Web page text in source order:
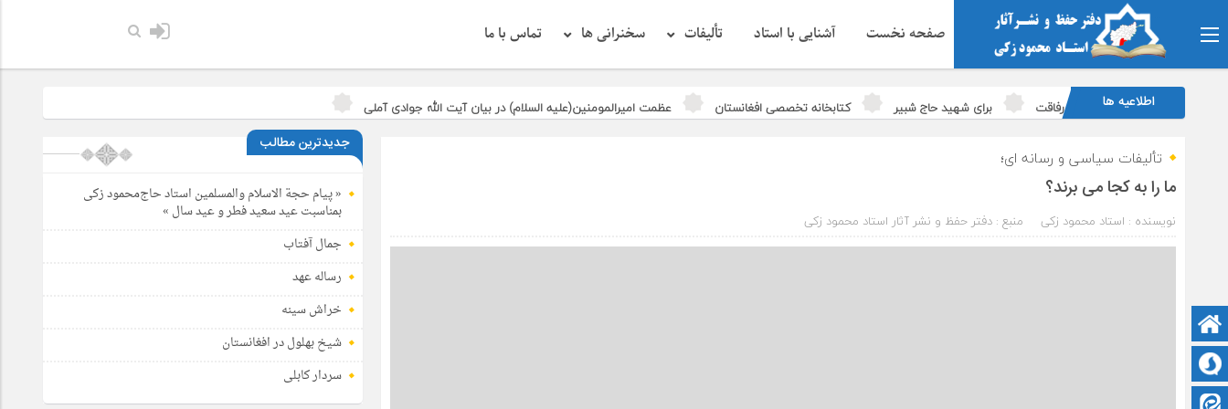
صفحه نخست آشنایی با استاد تألیفات سخنرانی ها تماس با ما
اطلاعیه ها رفاقت برای شهید حاج شبیر کتابخانه تخصصی افغانستان
عظمت امیرالمومنین(علیه السلام) در بیان آیت الله جوادی آملی
تألیفات سیاسی و رسانه ای؛
ما را به کجا می برند؟
نویسنده : استاد محمود زکی منبع : دفتر حفظ و نشر آثار استاد محمود زکی
جدیدترین مطالب
« پیام حجة الاسلام والمسلمین استاد حاج‌محمود زکی
بمناسبت عید سعید فطر و عید سال »
جمال آفتاب
رساله عهد
خراش سینه
شیخ بهلول در افغانستان
سردار کابلی